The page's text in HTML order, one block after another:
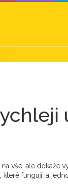
vše, ale dokáže
fungují, a